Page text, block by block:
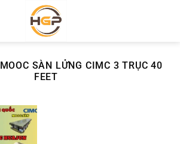
MOOC SÀN LỬNG CIMC 3 TRỤC 40
FEET